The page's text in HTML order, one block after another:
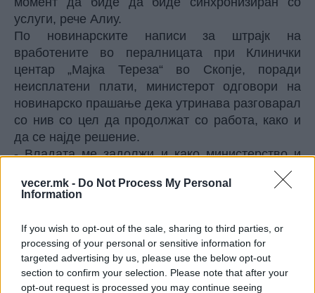
vecer.mk - Do Not Process My Personal
Information
If you wish to opt-out of the sale, sharing to third parties, or
processing of your personal or sensitive information for
targeted advertising by us, please use the below opt-out
section to confirm your selection. Please note that after your
opt-out request is processed you may continue seeing
услуги, рече Алиу.
По новинарските написи за штрајк на
вработените во пералницата при Клинички
центар „Мајка Тереза“ во Скопје, поради
неисплатени плати, министерот одговори на
новинарско прашање дека утринава разговарал
со нив со цел да продолжат со работа, како и
да се најде решение.
- Владата ме задолжи и како министерство и
како министер да почнам преговори со
приватната компанија со која има јавно
датира од 2019 година, досега немаме никаков
резултат и сега треба да видиме дали е
пречката во административните процеси или од
наша страна како партнер во овој проект или од